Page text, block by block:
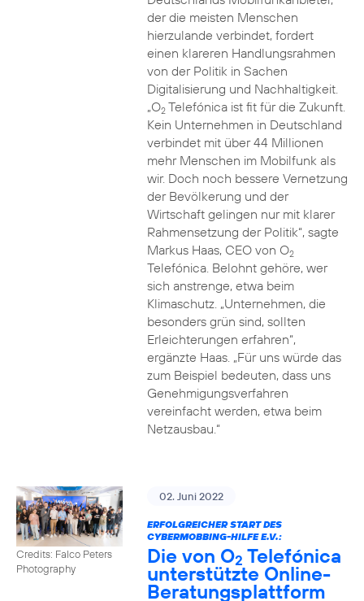
der die meisten Menschen
hierzulande verbindet, fordert
einen klareren Handlungsrahmen
von der Politik in Sachen
Digitalisierung und Nachhaltigkeit.
„O2Telefónica ist fit für die Zukunft.
Kein Unternehmen in Deutschland
verbindet mit über 44 Millionen
mehr Menschen im Mobilfunk als
wir. Doch noch bessere Vernetzung
der Bevölkerung und der
Wirtschaft gelingen nur mit klarer
Rahmensetzung der Politik“, sagte
Markus Haas, CEO von O2
Telefónica. Belohnt gehöre, wer
sich anstrenge, etwa beim
Klimaschutz. „Unternehmen, die
besonders grün sind, sollten
Erleichterungen erfahren“,
ergänzte Haas. „Für uns würde das
zum Beispiel bedeuten, dass uns
Genehmigungsverfahren
vereinfacht werden, etwa beim
Netzausbau.“
Credits: Falco Peters
Photography
02. Juni 2022
ERFOLGREICHER START DES
CYBERMOBBING-HILFE E.V.:
Die von O2 Telefónica
unterstützte Online-
Beratungsplattform